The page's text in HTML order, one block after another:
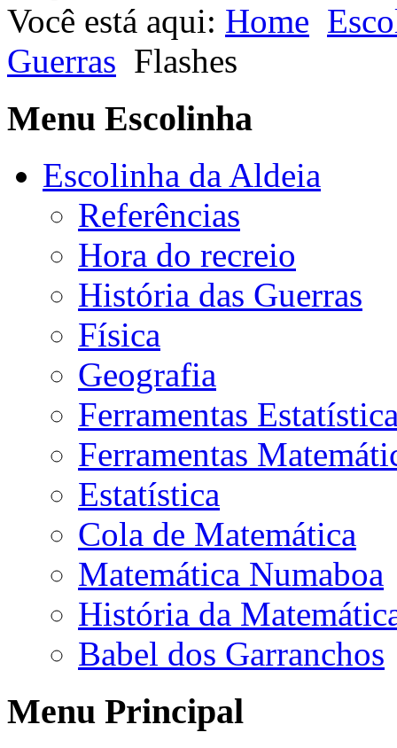
Você está aqui: Home
Guerras Flashes
Menu Escolinha
Escolinha da Aldeia
Referências
Hora do recreio
História das Guerras
Física
Geografia
Ferramentas
Ferramentas
Estatística
Cola de Matemática
Matemática Numaboa
História da
Babel dos Garranchos
Menu Principal